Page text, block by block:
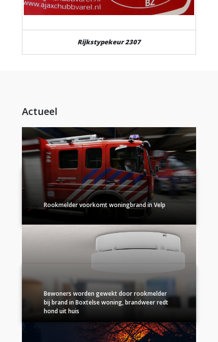
Rijkstypekeur 2307
Actueel
Rookmelder voorkomt woningbrand in Velp
Bewoners worden gewekt door rookmelder
bij brand in Boxtelse woning, brandweer redt
hond uit huis